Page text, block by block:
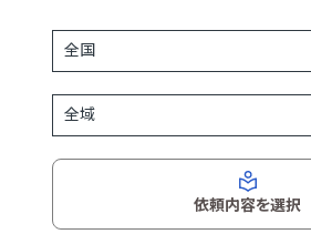
依頼内容を選択